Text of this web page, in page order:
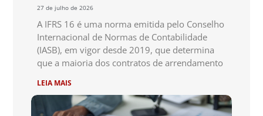
27 de julho de 2026
A IFRS 16 é uma norma emitida pelo Conselho
Internacional de Normas de Contabilidade
(IASB), em vigor desde 2019, que determina
que a maioria dos contratos de arrendamento
LEIA MAIS